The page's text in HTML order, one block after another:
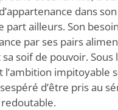
dans
part ailleurs. Son
par ses pairs
soif de pouvoir. Sous
l’ambition impitoyable
d’être pris au